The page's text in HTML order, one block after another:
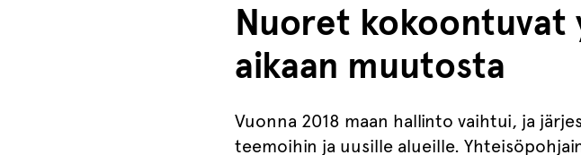
Nuoret kokoontuvat
aikaan muutosta
Vuonna 2018 maan hallinto vaihtui, ja
teemoihin ja uusille alueille.